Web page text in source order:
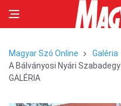
Magyar Szó Online
Galéria
A Bálványosi Nyári
GALÉRIA